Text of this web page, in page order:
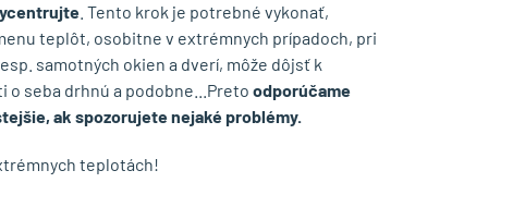
. Tento krok je potrebné vykonať,
teplôt, osobitne v extrémnych prípadoch, pri
samotných okien a dverí, môže dôjsť k
o seba drhnú a podobne...Preto odporúčame
ak spozorujete nejaké problémy.
teplotách!